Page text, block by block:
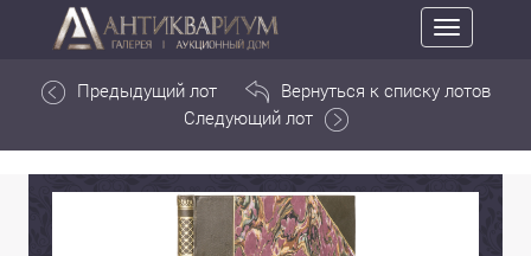
Toggle
navigation
Предыдущий лот
Вернуться к списку лотов
Следующий лот